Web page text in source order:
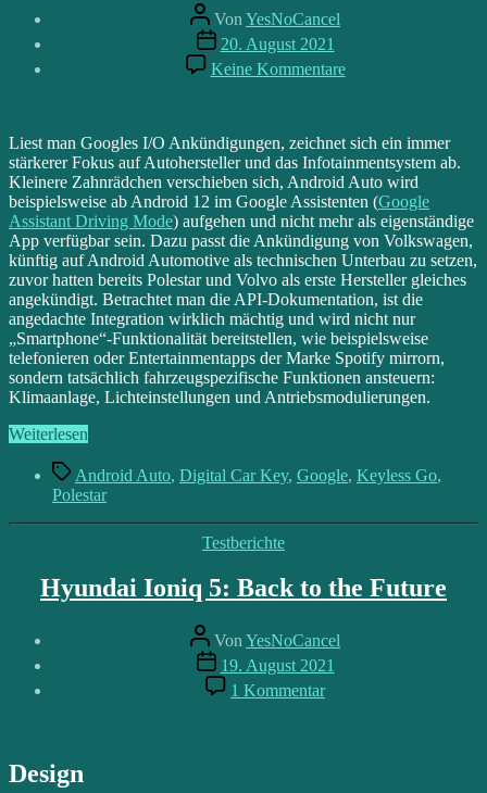
Beitragsautor
Von YesNoCancel
Beitragsdatum
20. August 2021
Keine Kommentarezu
Android
und
Digital
Car
Key:
Googles
neuer
Fokus
Liest man Googles I/O Ankündigungen, zeichnet sich ein immer
stärkerer Fokus auf Autohersteller und das Infotainmentsystem ab.
Kleinere Zahnrädchen verschieben sich, Android Auto wird
beispielsweise ab Android 12 im Google Assistenten (Google
Assistant Driving Mode) aufgehen und nicht mehr als eigenständige
App verfügbar sein. Dazu passt die Ankündigung von Volkswagen,
künftig auf Android Automotive als technischen Unterbau zu setzen,
zuvor hatten bereits Polestar und Volvo als erste Hersteller gleiches
angekündigt. Betrachtet man die API-Dokumentation, ist die
angedachte Integration wirklich mächtig und wird nicht nur
„Smartphone“-Funktionalität bereitstellen, wie beispielsweise
telefonieren oder Entertainmentapps der Marke Spotify mirrorn,
sondern tatsächlich fahrzeugspezifische Funktionen ansteuern:
Klimaanlage, Lichteinstellungen und Antriebsmodulierungen.
Weiterlesen
OS
und
Car
neuer
Schlagwörter
Android Auto, Digital Car Key, Google, Keyless Go,
Polestar
Kategorien
Testberichte
Hyundai Ioniq 5: Back to the Future
Beitragsautor
Von YesNoCancel
Beitragsdatum
19. August 2021
1 Kommentarzu
Hyundai
Design